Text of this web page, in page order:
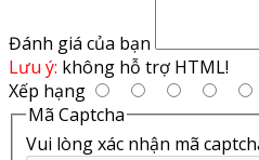
Đánh giá của bạn
Lưu ý: không hỗ trợ HTML!
Xếp hạng
Mã Captcha
Vui lòng xác nhận mã